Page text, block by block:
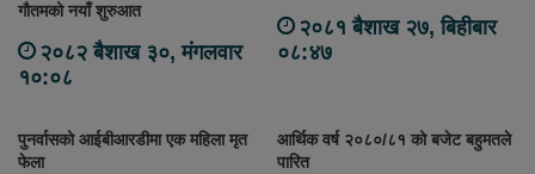
गौतमको नयाँ शुरुआत
२०८२ बैशाख ३०, मंगलवार
१०:०८
२०८१ बैशाख २७, बिहीबार
०८:४७
पुनर्वासको आईबीआरडीमा एक महिला मृत
फेला
आर्थिक वर्ष २०८०/८१ को बजेट बहुमतले
पारित